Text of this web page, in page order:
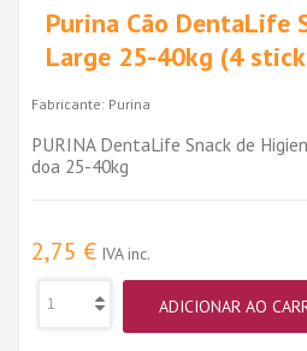
Purina Cão DentaLife
Large 25-40kg (4
Fabricante: Purina
PURINA DentaLife Snack de
doa 25-40kg
2,75 € IVA inc.
ADICIONAR AO